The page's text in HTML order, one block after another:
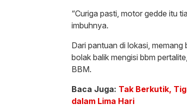
“Curiga pasti, motor gedde itu
imbuhnya.
Dari pantuan di lokasi,
bolak balik mengisi bbm
BBM.
Baca Juga: Tak Berkutik,
dalam Lima Hari